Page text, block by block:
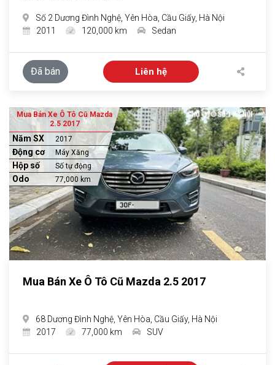
Số 2 Dương Đình Nghệ, Yên Hòa, Cầu Giấy, Hà Nội
2011
120,000 km Sedan
Đã bán Liên hệ
Mua Bán Xe Ô Tô Cũ Mazda
2.5 2017
Năm SX 2017
Động cơ Máy Xăng
Hộp số Số tự động
Odo 77,000 km
Mua Bán Xe Ô Tô Cũ Mazda 2.5 2017
68 Dương Đình Nghệ, Yên Hòa, Cầu Giấy, Hà Nội
2017
77,000 km SUV